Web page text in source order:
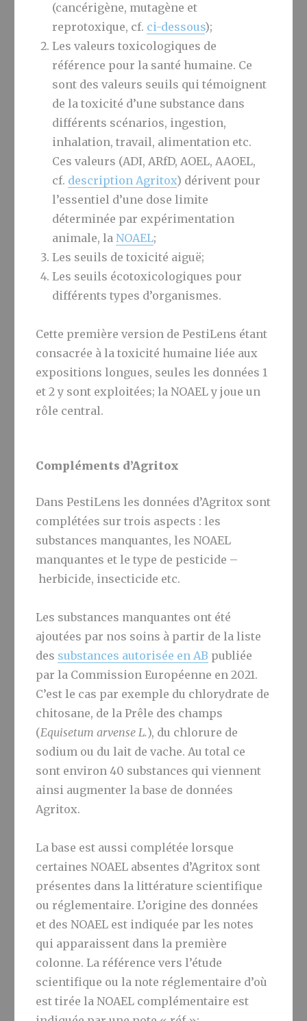
(cancérigène, mutagène et
reprotoxique, cf. ci-dessous);
Les valeurs toxicologiques de
référence pour la santé humaine. Ce
sont des valeurs seuils qui témoignent
de la toxicité d’une substance dans
différents scénarios, ingestion,
inhalation, travail, alimentation etc.
Ces valeurs (ADI, ARfD, AOEL, AAOEL,
cf. description Agritox) dérivent pour
l’essentiel d’une dose limite
déterminée par expérimentation
animale, laNOAEL;
Les seuils de toxicité aiguë;
Les seuils écotoxicologiques pour
différents types d’organismes.
Cette première version de PestiLens étant
consacrée à la toxicité humaine liée aux
expositions longues, seules les données 1
et 2 y sont exploitées; la NOAEL y joue un
rôle central.
Compléments d’Agritox
Dans PestiLens les données d’Agritox sont
complétées sur trois aspects : les
substances manquantes, les NOAEL
manquantes et le type de pesticide –
herbicide, insecticide etc.
Les substances manquantes ont été
ajoutées par nos soins à partir de la liste
des substances autorisée en AB publiée
par la Commission Européenne en 2021.
C’est le cas par exemple du chlorydrate de
chitosane, de la Prêle des champs
(Equisetum arvense L.), du chlorure de
sodium ou du lait de vache. Au total ce
sont environ 40 substances qui viennent
ainsi augmenter la base de données
Agritox.
La base est aussi complétée lorsque
certaines NOAEL absentes d’Agritox sont
présentes dans la littérature scientifique
ou réglementaire. L’origine des données
et des NOAEL est indiquée par les notes
qui apparaissent dans la première
colonne. La référence vers l’étude
scientifique ou la note réglementaire d’où
est tirée la NOAEL complémentaire est